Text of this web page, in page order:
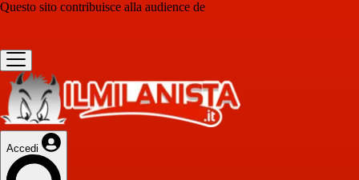
Questo sito contribuisce alla audience de
Accedi